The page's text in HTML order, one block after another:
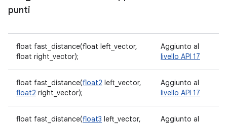
punti
float fast_distance(float left_vector,
float right_vector);
Aggiunto al
livello API 17
float fast_distance(float2 left_vector,
float2 right_vector);
Aggiunto al
livello API 17
float fast_distance(float3 left_vector,
Aggiunto al